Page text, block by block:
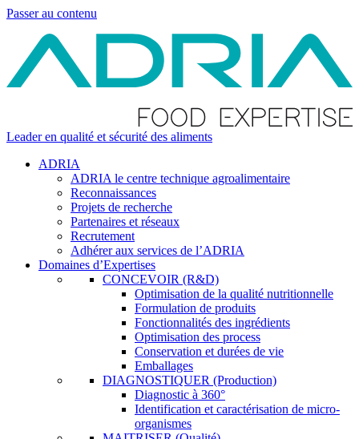
Passer au contenu
Leader en qualité et sécurité des aliments
ADRIA
ADRIA le centre technique agroalimentaire
Reconnaissances
Projets de recherche
Partenaires et réseaux
Recrutement
Adhérer aux services de l’ADRIA
Domaines d’Expertises
CONCEVOIR (R&D)
Optimisation de la qualité nutritionnelle
Formulation de produits
Fonctionnalités des ingrédients
Optimisation des process
Conservation et durées de vie
Emballages
DIAGNOSTIQUER (Production)
Diagnostic à 360°
Identification et caractérisation de micro-
organismes